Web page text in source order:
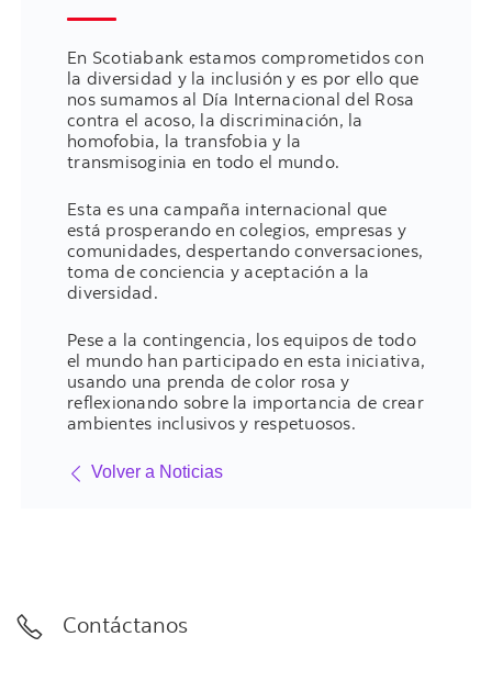
En Scotiabank estamos comprometidos con
la diversidad y la inclusión y es por ello que
nos sumamos al Día Internacional del Rosa
contra el acoso, la discriminación, la
homofobia, la transfobia y la
transmisoginia en todo el mundo.
Esta es una campaña internacional que
está prosperando en colegios, empresas y
comunidades, despertando conversaciones,
toma de conciencia y aceptación a la
diversidad.
Pese a la contingencia, los equipos de todo
el mundo han participado en esta iniciativa,
usando una prenda de color rosa y
reflexionando sobre la importancia de crear
ambientes inclusivos y respetuosos.
Volver a Noticias
Contáctanos